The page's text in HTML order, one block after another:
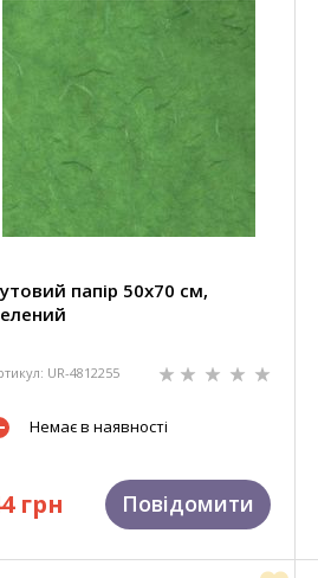
папір 50х70 см,
UR-4812255
Немає в наявності
грн Повідомити